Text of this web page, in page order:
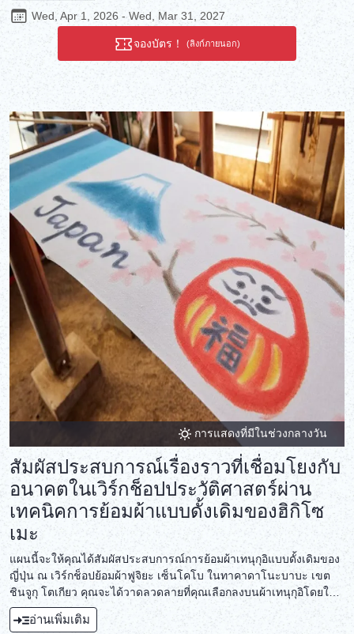
โตเกียวมาจนถึงปัจจุบัน ที่นี่คุณจะได้สัมผัสประสบการณ์อันประณีต
บรรจงของกระบวนการทำร่ม ประเพณีที่สืบทอดกันมาโดยช่างฝีมือ และ
ประสบการณ์สร้างสรรค์ผลงานแฟชั่นสุดเก๋ด้วยมือคุณ
Wed, Apr 1, 2026 - Wed, Mar 31, 2027
จองบัตร！ (ลิงก์ภายนอก)
การแสดงที่มีในช่วงกลางวัน
สัมผัสประสบการณ์เรื่องราวที่เชื่อมโยงกับ
อนาคตในเวิร์กช็อปประวัติศาสตร์ผ่าน
เทคนิคการย้อมผ้าแบบดั้งเดิมของฮิกิโซ
เมะ
แผนนี้จะให้คุณได้สัมผัสประสบการณ์การย้อมผ้าเทนุกุอิแบบดั้งเดิมของ
ญี่ปุ่น ณ เวิร์กช็อปย้อมผ้าฟูจิยะ เซ็นโคโบ ในทาคาดาโนะบาบะ เขต
ชินจูกุ โตเกียว คุณจะได้วาดลวดลายที่คุณเลือกลงบนผ้าเทนุกุอิโดยใช้
เทคนิคฮิกิโซเมะ ซึ่งเป็นการย้อมผ้าด้วยมือ ทั้งเครื่องมือที่เหมาะสมและ
สภาพแวดล้อมที่เหมาะสมเป็นสิ่งสำคัญอย่างยิ่งต่อการสร้างสรรค์ผล
อ่านเพิ่มเติม